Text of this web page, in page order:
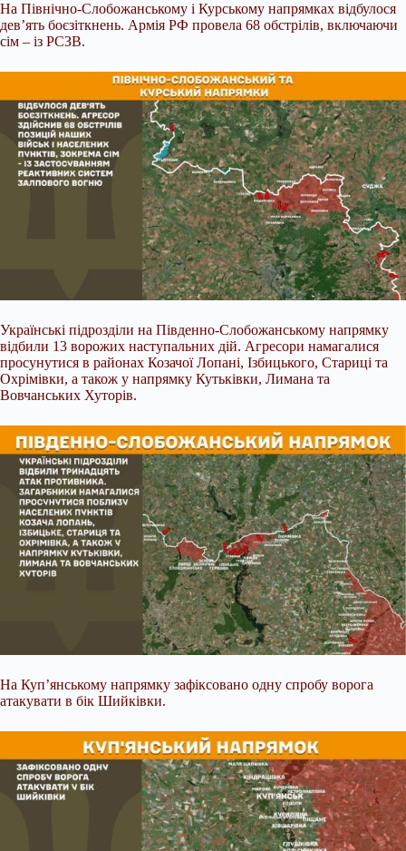
На Північно-Слобожанському і Курському напрямках відбулося
дев’ять боєзіткнень. Армія РФ провела 68 обстрілів, включаючи
сім – із РСЗВ.
Українські підрозділи на Південно-Слобожанському напрямку
відбили 13 ворожих наступальних дій. Агресори намагалися
просунутися в районах Козачої Лопані, Ізбицького, Стариці та
Охрімівки, а також у напрямку Кутьківки, Лимана та
Вовчанських Хуторів.
На Куп’янському напрямку зафіксовано одну спробу ворога
атакувати в бік Шийківки.